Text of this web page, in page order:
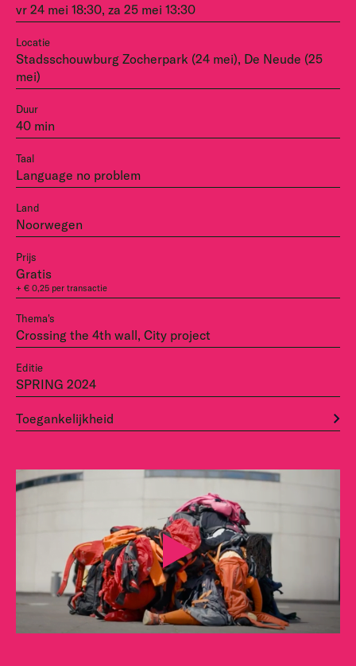
vr 24 mei 18:30, za 25 mei 13:30
Locatie
Stadsschouwburg Zocherpark (24 mei), De Neude (25
mei)
Duur
40 min
Taal
Language no problem
Land
Noorwegen
Prijs
Gratis
+ € 0,25 per transactie
Thema's
Crossing the 4th wall, City project
Editie
SPRING 2024
Toegankelijkheid